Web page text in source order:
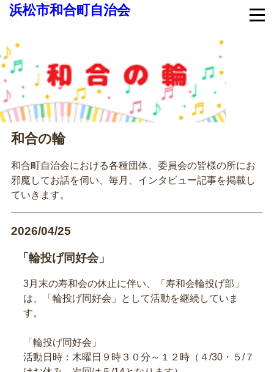
浜松市和合町自治会
和合の輪
和合町自治会における各種団体、委員会の皆様の所にお
邪魔してお話を伺い、毎月、インタビュー記事を掲載し
ていきます。
2026/04/25
「輪投げ同好会」
3月末の寿和会の休止に伴い、「寿和会輪投げ部」
は、「輪投げ同好会」として活動を継続していま
す。
「輪投げ同好会」
活動日時：木曜日９時３０分～１２時（４/30・５/７